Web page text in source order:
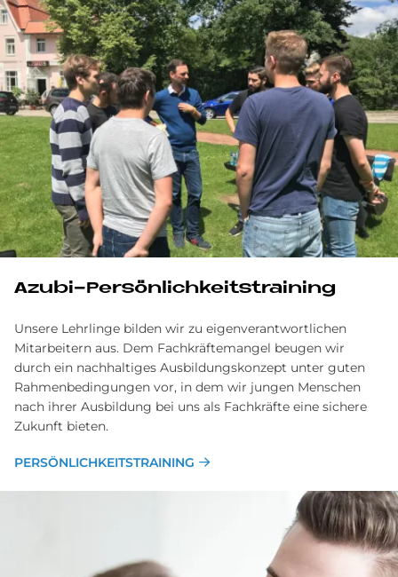
Azubi-Persönlichkeitstraining
Unsere Lehrlinge bilden wir zu eigenverantwortlichen
Mitarbeitern aus. Dem Fachkräftemangel beugen wir
durch ein nachhaltiges Ausbildungskonzept unter guten
Rahmenbedingungen vor, in dem wir jungen Menschen
nach ihrer Ausbildung bei uns als Fachkräfte eine sichere
Zukunft bieten.
PERSÖNLICHKEITSTRAINING